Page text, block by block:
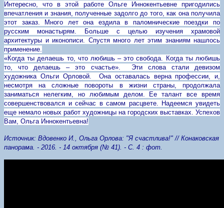
Интересно, что в этой работе Ольге Иннокентьевне пригодились
впечатления и знания, полученные задолго до того, как она получила
этот заказ. Много лет она ездила в паломнические поездки по
русским монастырям. Больше с целью изучения храмовой
архитектуры и иконописи. Спустя много лет этим знаниям нашлось
применение.
«Когда ты делаешь то, что любишь – это свобода. Когда ты любишь
то, что делаешь – это счастье». Эти слова стали девизом
художника Ольги Орловой. Она оставалась верна профессии, и,
несмотря на сложные повороты в жизни страны, продолжала
заниматься нелегким, но любимым делом. Ее талант все время
совершенствовался и сейчас в самом расцвете. Надеемся увидеть
еще немало новых работ художницы на городских выставках. Успехов
Вам, Ольга Иннокентьевна!
Источник: Вдовенко И., Ольга Орлова: "Я счастлива!" // Конаковская
панорама. - 2016. - 14 октября (№ 41). - С. 4 : фот.